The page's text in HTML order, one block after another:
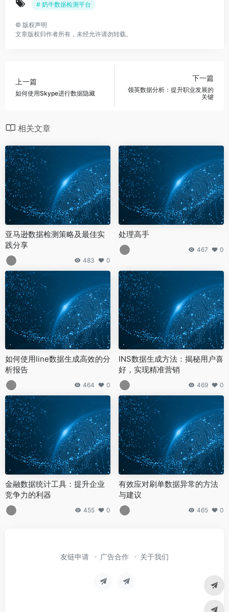
# 奶牛数据检测平台
© 版权声明
文章版权归作者所有，未经允许请勿转载。
上一篇
如何使用Skype进行数据隐藏
下一篇
领英数据分析：提升职业发展的
关键
相关文章
亚马逊数据检测策略及最佳实
践分享
483 0
处理高手
467 0
如何使用line数据生成高效的分
析报告
464 0
INS数据生成方法：揭秘用户喜
好，实现精准营销
469 0
金融数据统计工具：提升企业
竞争力的利器
455 0
有效应对刷单数据异常的方法
与建议
465 0
友链申请 广告合作 关于我们